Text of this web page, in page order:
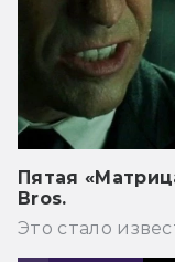
Пятая
Bros.
Это стало